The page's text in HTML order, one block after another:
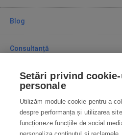
Blog
Consultanță
Cum cumpăr
Contact
Setări privind
personale
Utilizăm module cookie pentru a
despre performanța și utilizarea
funcționeze funcțiile de social